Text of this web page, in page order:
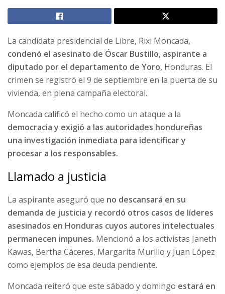
La candidata presidencial de Libre, Rixi Moncada,
condenó el asesinato de Óscar Bustillo, aspirante a
diputado por el departamento de Yoro, Honduras. El
crimen se registró el 9 de septiembre en la puerta de su
vivienda, en plena campaña electoral.
Moncada calificó el hecho como un ataque a la
democracia y exigió a las autoridades hondureñas
una investigación inmediata para identificar y
procesar a los responsables.
Llamado a justicia
La aspirante aseguró que no descansará en su
demanda de justicia y recordó otros casos de líderes
asesinados en Honduras cuyos autores intelectuales
permanecen impunes. Mencionó a los activistas Janeth
Kawas, Bertha Cáceres, Margarita Murillo y Juan López
como ejemplos de esa deuda pendiente.
Moncada reiteró que este sábado y domingo estará en